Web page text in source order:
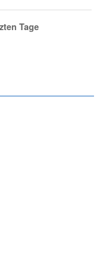
Tage